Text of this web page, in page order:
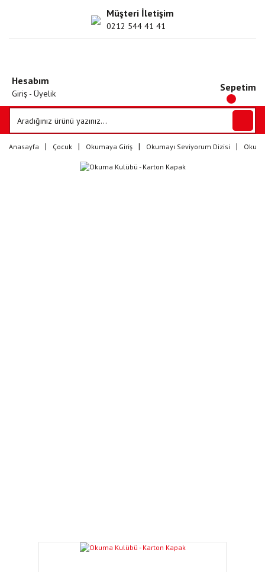
Müşteri İletişim
0212 544 41 41
Hesabım
Giriş - Üyelik
Sepetim
Anasayfa Çocuk Okumaya Giriş Okumayı Seviyorum Dizisi